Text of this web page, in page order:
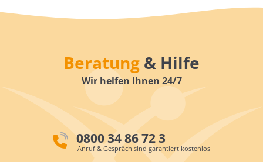
Beratung & Hilfe
Wir helfen Ihnen 24/7
0800 34 86 72 3
Anruf & Gespräch sind garantiert kostenlos